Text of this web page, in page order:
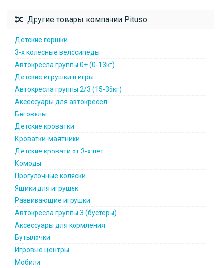
Другие товары компании Pituso
Детские горшки
3-х колесные велосипеды
Автокресла группы 0+ (0-13кг)
Детские игрушки и игры
Автокресла группы 2/3 (15-36кг)
Аксессуары для автокресел
Беговелы
Детские кроватки
Кроватки-маятники
Детские кровати от 3-х лет
Комоды
Прогулочные коляски
Ящики для игрушек
Развивающие игрушки
Автокресла группы 3 (бустеры)
Аксессуары для кормления
Бутылочки
Игровые центры
Мобили